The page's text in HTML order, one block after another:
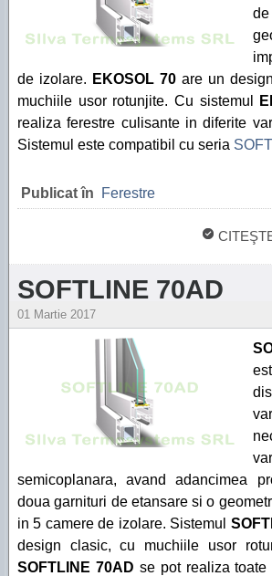
de izolare. EKOSOL 70 are un
muchiile usor rotunjite. Cu sistemul
realiza ferestre culisante in diferite
Sistemul este compatibil cu seria
Publicat în Ferestre
SOFTLINE 70AD
01 Martie 2017
semicoplanara, avand adancimea
doua garnituri de etansare si o
in 5 camere de izolare. Sistemul
design clasic, cu muchiile usor
SOFTLINE 70AD se pot realiza